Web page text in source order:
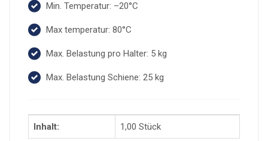
Min. Temperatur: –20°C
Max temperatur: 80°C
Max. Belastung pro Halter: 5 kg
Max. Belastung Schiene: 25 kg
Inhalt: 1,00 Stück